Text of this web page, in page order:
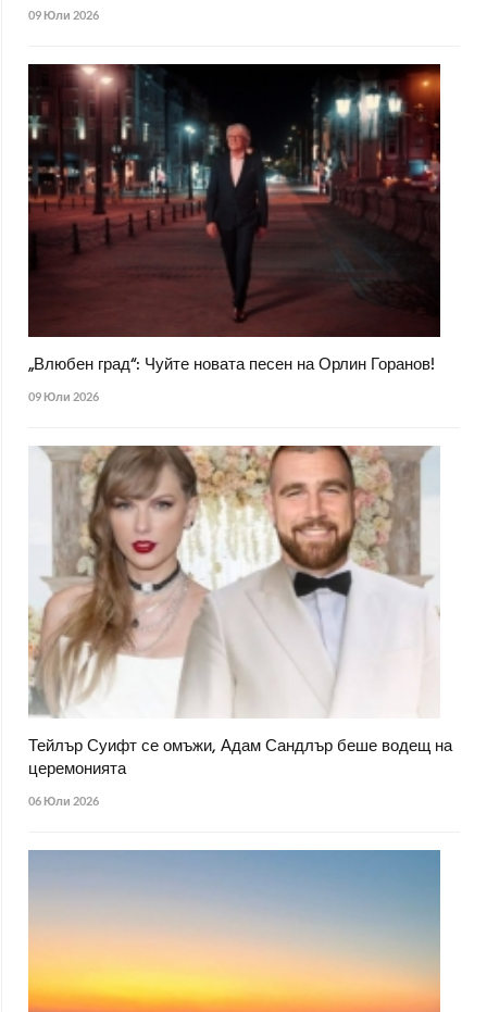
09 Юли 2026
„Влюбен град“: Чуйте новата песен на Орлин Горанов!
09 Юли 2026
Тейлър Суифт се омъжи, Адам Сандлър беше водещ на
церемонията
06 Юли 2026